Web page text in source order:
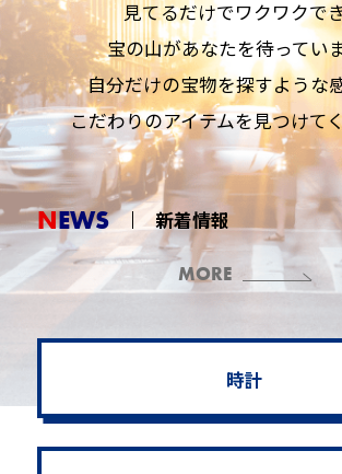
見てるだけでワクワクで
宝の山があなたを待ってい
自分だけの宝物を探すような
こだわりのアイテムを見つけて
NEWS 新着情報
MORE
時計